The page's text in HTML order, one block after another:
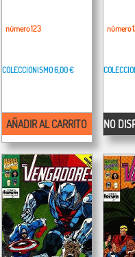
número 123
COLECCIONISMO6,00 €
AÑADIR AL CARRITO
número
NO